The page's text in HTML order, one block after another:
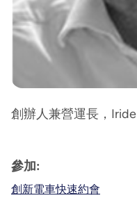
創辦人兼營運長，
參加:
創新電車快速約會